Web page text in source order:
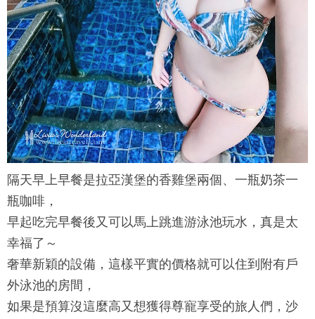
隔天早上早餐是拉亞漢堡的香雞堡兩個、一瓶奶茶一
瓶咖啡，
早起吃完早餐後又可以馬上跳進游泳池玩水，真是太
幸福了～
奢華新穎的設備，這樣平實的價格就可以住到附有戶
外泳池的房間，
如果是預算沒這麼高又想獲得尊寵享受的旅人們，沙